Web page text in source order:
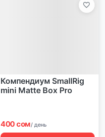
Компендиум SmallRig
mini Matte Box Pro
400 сом/ день